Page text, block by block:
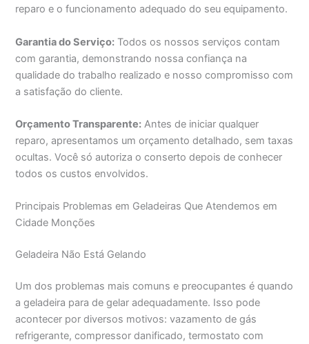
reparo e o funcionamento adequado do seu equipamento.
Garantia do Serviço: Todos os nossos serviços contam
com garantia, demonstrando nossa confiança na
qualidade do trabalho realizado e nosso compromisso com
a satisfação do cliente.
Orçamento Transparente: Antes de iniciar qualquer
reparo, apresentamos um orçamento detalhado, sem taxas
ocultas. Você só autoriza o conserto depois de conhecer
todos os custos envolvidos.
Principais Problemas em Geladeiras Que Atendemos em
Cidade Monções
Geladeira Não Está Gelando
Um dos problemas mais comuns e preocupantes é quando
a geladeira para de gelar adequadamente. Isso pode
acontecer por diversos motivos: vazamento de gás
refrigerante, compressor danificado, termostato com